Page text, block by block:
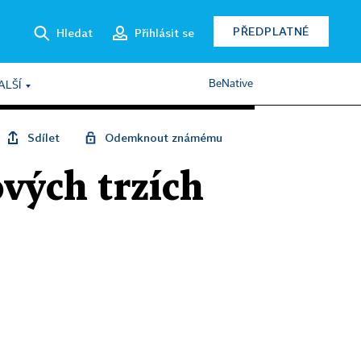
Hledat Přihlásit se PŘEDPLATNÉ
BeNative
Sdílet Odemknout známému
trzích